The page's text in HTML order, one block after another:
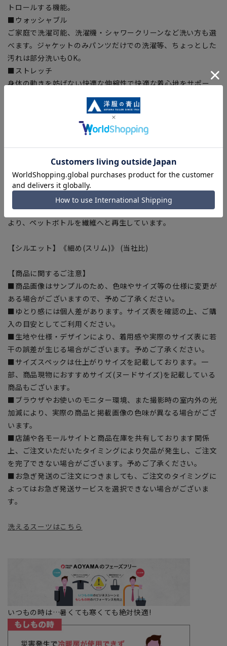
トロールする機能。
■ウォッシャブル
ご家庭で洗濯可能、洗濯機・シャワークリーンなど洗い方も選
べます。ジャケットのみパンツだけでの洗濯等、ちょっとした
汚れは部分洗いもOK。
■ストレッチ
身体の動きを妨げない快適な伸縮性で快適な着心地をサポー
生地特性でプリーツラインが取れにくい、綺麗なラインをキー
■シワ抑制
シワになりにくい形態安定性、アイロンがけが簡単です。
■Plastics Smart
この商品はリサイクル原料を使用し、プラスチック・スマート
に賛同しています。当製品は裏地の糸の一部に『ECOBLUE®』
を使用しています。『ECOBLUE®』はマテリアルリサイクルに
より、ペットボトルを繊維へと再生しています。
【シルエット】《細め(スリム)》 (当社比)
【商品に関するご注意】
■商品画像はサンプルのため、色味やサイズ等の仕様に変更が
ある場合がございますので、予めご了承ください。
■ゆとり感には個人差があります。サイズ表を確認の上、ご購
入の目安としてご利用ください。
■生地や仕様・デザインにより、着用感や実際のサイズ表に若
干の誤差が生じる場合がございます。予めご了承ください。
■サイズスペックは仕上がりサイズを記載しております。一
部、商品現物におすすめサイズ(ヌードサイズ)を記載している
商品もございます。
■ブラウザやお使いのモニター環境、また撮影時の室内外の光
加減により、実際の商品と掲載画像の色味が異なる場合がござ
います。
■店舗や各モールサイトと商品在庫を共有しております関係
上、ご注文いただいたタイミングにより欠品が発生し、ご注文
を完了できない場合がございます。予めご了承ください。
■お急ぎ発送のご注文につきましても、ご注文のタイミングに
よってはお急ぎ発送サービスを選択できない場合がございま
す。
洗えるスーツはこちら
いつもの時は…暑くても寒くても絶対快適!